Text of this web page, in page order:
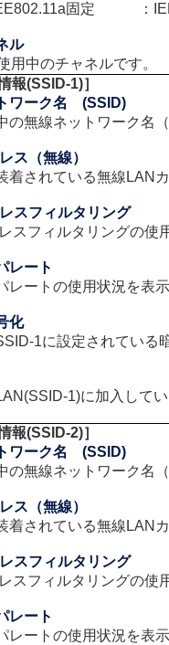
固定
：
ル
用中のチャネルです。
報(SSID-1)］
ワーク名 (SSID)
の無線ネットワーク名
ス（無線）
着されている無線LAN
スフィルタリング
スフィルタリングの使
レート
レートの使用状況を表示
化
1に設定されている
1)に加入してい
報(SSID-2)］
ワーク名 (SSID)
の無線ネットワーク名
ス（無線）
着されている無線LAN
スフィルタリング
スフィルタリングの使
レート
レートの使用状況を表示